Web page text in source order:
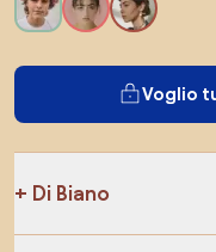
Voglio
Di Biano